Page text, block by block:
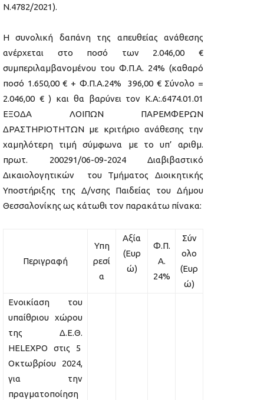
Ν.4782/2021).
Η συνολική δαπάνη της απευθείας ανάθεσης
ανέρχεται στο ποσό των 2.046,00 €
συμπεριλαμβανομένου του Φ.Π.Α. 24% (καθαρό
ποσό 1.650,00 € + Φ.Π.Α.24% 396,00 € Σύνολο =
2.046,00 € ) και θα βαρύνει τον Κ.Α:.6474.01.01
ΕΞΟΔΑ ΛΟΙΠΩΝ ΠΑΡΕΜΦΕΡΩΝ
ΔΡΑΣΤΗΡΙΟΤΗΤΩΝ με κριτήριο ανάθεσης την
χαμηλότερη τιμή σύμφωνα με το υπ’ αριθμ.
πρωτ. 200291/06-09-2024 Διαβιβαστικό
Δικαιολογητικών του Τμήματος Διοικητικής
Υποστήριξης της Δ/νσης Παιδείας του Δήμου
Θεσσαλονίκης ως κάτωθι τον παρακάτω πίνακα:
Περιγραφή
Υπη
ρεσί
α
Αξία
(Ευρ
ώ)
Φ.Π.
Α.
24%
Σύν
ολο
(Ευρ
ώ)
Ενοικίαση του
υπαίθριου χώρου
της Δ.Ε.Θ.
HELEXPO στις 5
Οκτωβρίου 2024,
για την
πραγματοποίηση